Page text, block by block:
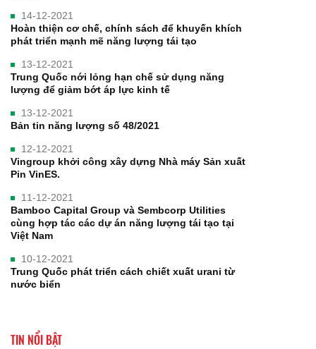
14-12-2021
Hoàn thiện cơ chế, chính sách để khuyến khích
phát triển mạnh mẽ năng lượng tái tạo
13-12-2021
Trung Quốc nới lỏng hạn chế sử dụng năng
lượng để giảm bớt áp lực kinh tế
13-12-2021
Bản tin năng lượng số 48/2021
12-12-2021
Vingroup khởi công xây dựng Nhà máy Sản xuất
Pin VinES.
11-12-2021
Bamboo Capital Group và Sembcorp Utilities
cùng hợp tác các dự án năng lượng tái tạo tại
Việt Nam
10-12-2021
Trung Quốc phát triển cách chiết xuất urani từ
nước biển
TIN NỔI BẬT